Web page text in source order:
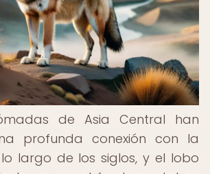
de Asia Central han
profunda conexión con la
largo de los siglos, y el lobo